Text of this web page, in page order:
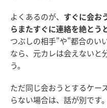
よくあるのが、 すぐに会お
らまたすぐに連絡を絶とう
つぶしの相手"や"都合のい
なら、元カレは会えないと
う。
ただ同じ会おうとするケー
らない場合は、話が別です。